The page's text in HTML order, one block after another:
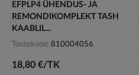
EFPLP4 ÜHENDUS- JA
REMONDIKOMPLEKT TASH
KAABLIL...
Tootekood 810004056
18,80 €/TK